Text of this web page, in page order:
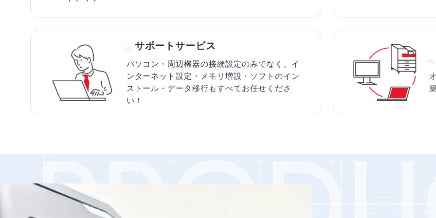
サポートサービス
パソコン・周辺機器の接続設定のみでなく、イ
ンターネット設定・メモリ増設・ソフトのイン
ストール・データ移行もすべてお任せくださ
い！